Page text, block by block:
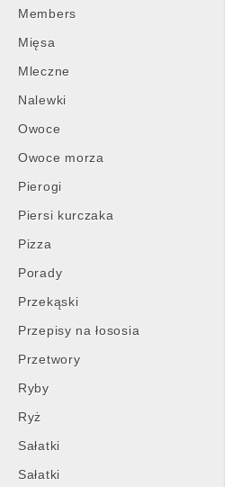
Members
Mięsa
Mleczne
Nalewki
Owoce
Owoce morza
Pierogi
Piersi kurczaka
Pizza
Porady
Przekąski
Przepisy na łososia
Przetwory
Ryby
Ryż
Sałatki
Sałatki